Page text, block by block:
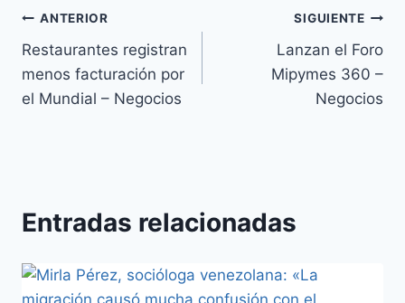
ANTERIOR
Restaurantes registran
menos facturación por
el Mundial – Negocios
SIGUIENTE
Lanzan el Foro
Mipymes 360 –
Negocios
Entradas relacionadas